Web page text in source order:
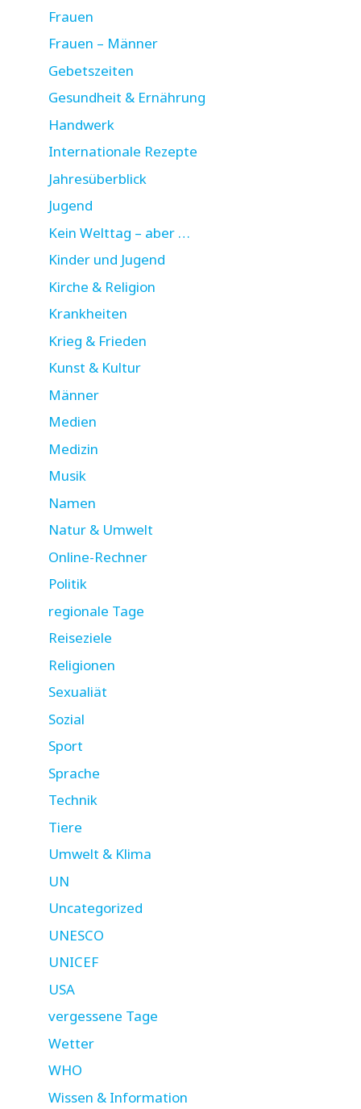
Frauen
Frauen – Männer
Gebetszeiten
Gesundheit & Ernährung
Handwerk
Internationale Rezepte
Jahresüberblick
Jugend
Kein Welttag – aber …
Kinder und Jugend
Kirche & Religion
Krankheiten
Krieg & Frieden
Kunst & Kultur
Männer
Medien
Medizin
Musik
Namen
Natur & Umwelt
Online-Rechner
Politik
regionale Tage
Reiseziele
Religionen
Sexualiät
Sozial
Sport
Sprache
Technik
Tiere
Umwelt & Klima
UN
Uncategorized
UNESCO
UNICEF
USA
vergessene Tage
Wetter
WHO
Wissen & Information